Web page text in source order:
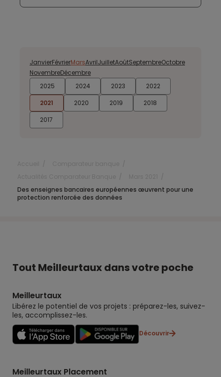
2025 2024 2023
2022
2021
2020 2019
2018
2017
JanvierFévrierMarsAvrilJuilletAoûtSeptembreOctobre
NovembreDécembre
Des enseignes bancaires européennes œuvrent pour une
protection renforcée des données
Tout Meilleurtaux dans votre poche
Meilleurtaux
Libérez le potentiel de vos projets : préparez-les, suivez-
les, accomplissez-les.
Découvrir
Meilleurtaux Placement